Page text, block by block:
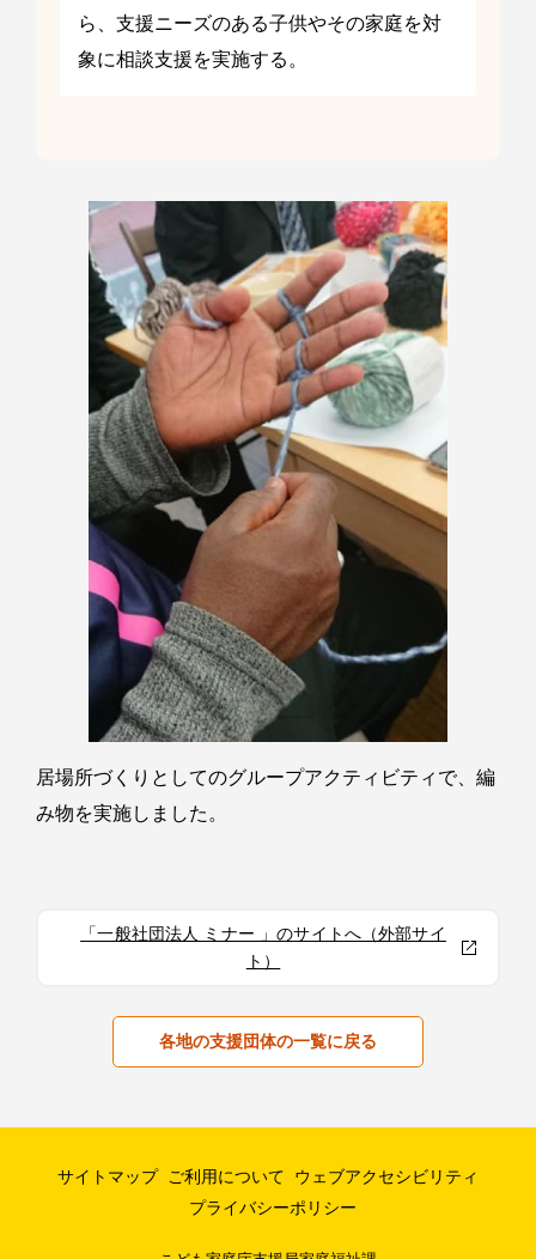
ら、支援ニーズのある子供やその家庭を対
象に相談支援を実施する。
居場所づくりとしてのグループアクティビティで、編
み物を実施しました。
「一般社団法人 ミナー 」のサイトへ（外部サイ
ト）
各地の支援団体の一覧に戻る
サイトマップ ご利用について
ウェブアクセシビリティ
プライバシーポリシー